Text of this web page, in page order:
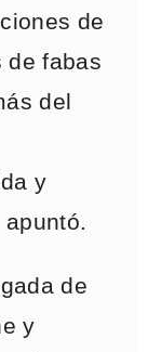
de
de fabas
del
y
de
y